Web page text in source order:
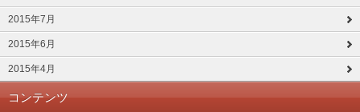
2015年7月
2015年6月
2015年4月
コンテンツ